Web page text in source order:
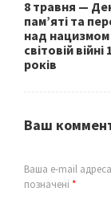
8 травня —
пам’яті та
над нацизмом
світовій війні
років
Ваш
Ваша e-mail
позначені *